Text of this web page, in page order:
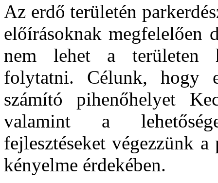
Az erdő területén
előírásoknak megfelelően
nem lehet a területen
folytatni. Célunk, hogy
számító pihenőhelyet
valamint a
fejlesztéseket végezzünk
kényelme érdekében.